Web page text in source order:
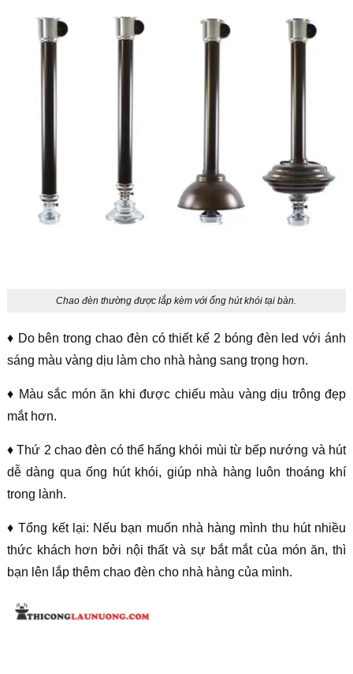
Chao đèn thường được lắp kèm với ống hút khói tại bàn.
♦ Do bên trong chao đèn có thiết kế 2 bóng đèn led với ánh
sáng màu vàng dịu làm cho nhà hàng sang trọng hơn.
♦ Màu sắc món ăn khi được chiếu màu vàng dịu trông đẹp
mắt hơn.
♦ Thứ 2 chao đèn có thể hấng khói mùi từ bếp nướng và hút
dễ dàng qua ống hút khói, giúp nhà hàng luôn thoáng khí
trong lành.
♦ Tổng kết lại: Nếu bạn muốn nhà hàng mình thu hút nhiều
thức khách hơn bởi nội thất và sự bắt mắt của món ăn, thì
bạn lên lắp thêm chao đèn cho nhà hàng của mình.